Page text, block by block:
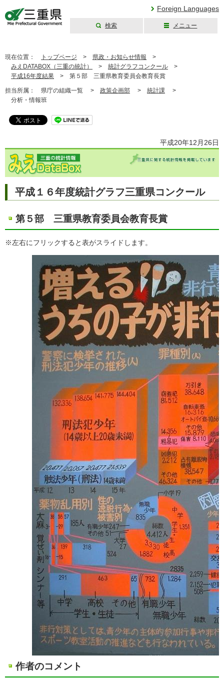
Foreign Languages
検索 メニュー
現在位置： トップページ > 県政・お知らせ情報 >
みえDATABOX（三重の統計）
> 統計グラフコンクール >
平成16年度結果 > 第５部 三重県教育委員会教育長賞
担当所属： 県庁の組織一覧 > 政策企画部 > 統計課 >
分析・情報班
平成20年12月26日
平成１６年度統計グラフ三重県コンクール
第５部 三重県教育委員会教育長賞
※左右にフリックすると表がスライドします。
作者のコメント